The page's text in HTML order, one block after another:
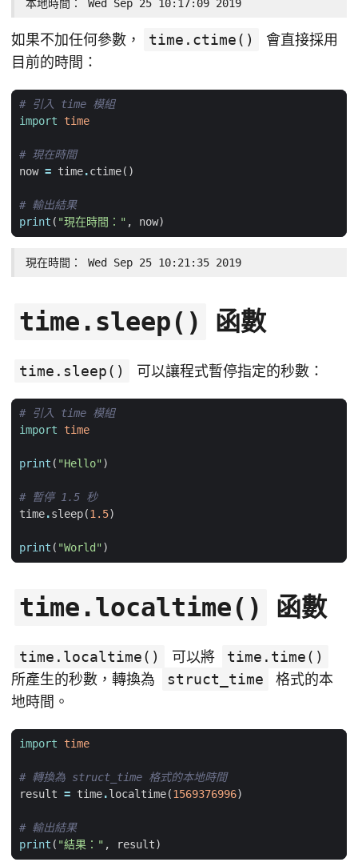
本地時間： Wed Sep 25 10:17:09 2019
如果不加任何參數， time.ctime()
會直接採用
目前的時間：
# 引入 time 模組
import
time
# 現在時間
now = time.ctime()
# 輸出結果
print ( "現在時間：" , now)
現在時間： Wed Sep 25 10:21:35 2019
time.sleep() 函數
time.sleep() 可以讓程式暫停指定的秒數：
# 引入 time 模組
import
time
print ( "Hello")
# 暫停 1.5 秒
time.sleep(1.5)
print ( "World")
time.localtime() 函數
time.localtime() 可以將
time.time()
所產生的秒數，轉換為
struct_time
格式的本
地時間。
import time
# 轉換為 struct_time 格式的本地時間
result = time.localtime(1569376996)
# 輸出結果
print ( "結果：" , result)